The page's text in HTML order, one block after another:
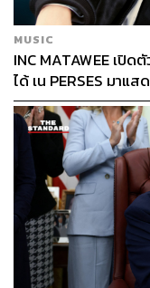
MUSIC
INC MATAWEE เปิด
ได้ เน PERSES มาแ